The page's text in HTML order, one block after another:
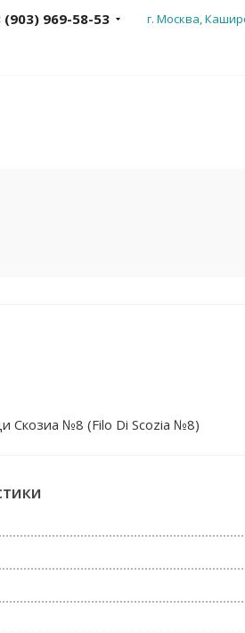
г. Москва,
(903) 969-58-53
Скозиа №8 (Filo Di Scozia №8)